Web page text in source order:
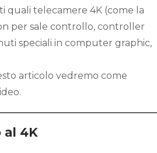
quali telecamere 4K (come la
per sale controllo, controller
speciali in computer graphic,
articolo vedremo come
al 4K